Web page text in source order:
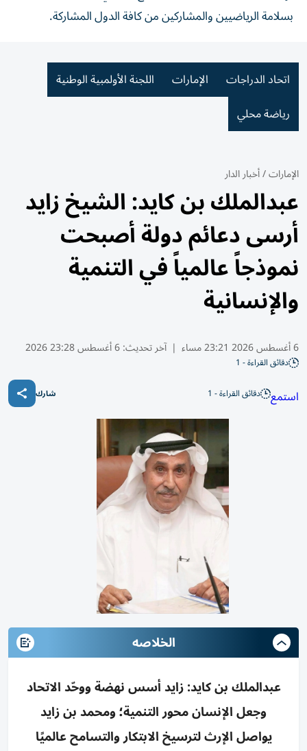
بسلامة الرياضيين والمشاركين من كافة الدول المشاركة.
اتحاد الدراجات الإمارات
اللجنة الأولمبية الوطنية
رياضة محلي
الإمارات/أخبار الدار
عبدالملك بن كايد: الشيخ زايد
أرسى دعائم دولة أصبحت
نموذجاً عالمياً في التنمية
والإنسانية
6 أغسطس 2026 23:21 مساء | آخر تحديث:6 أغسطس 23:28 2026
دقائق القراءة - 1
استمع دقائق القراءة - 1 شارك
الخلاصه
عبدالملك بن كايد: زايد أسس نهضة ووحّد الاتحاد
وجعل الإنسان محور التنمية؛ ومحمد بن زايد
يواصل الإرث لترسيخ الابتكار والتسامح عالميًا